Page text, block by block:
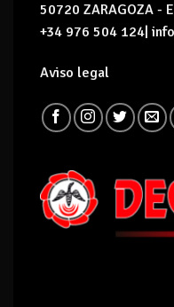
50720 ZARAGOZA -
+34 976 504 124|
Aviso legal